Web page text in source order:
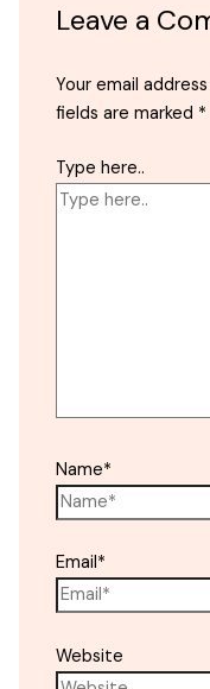
Leave a
Your email
fields are marked *
Type here..
Name*
Email*
Website